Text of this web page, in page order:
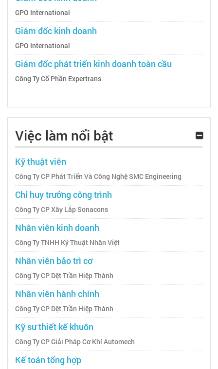
GPO International
Giám đốc kinh doanh
GPO International
Giám đốc phát triển kinh doanh toàn cầu
Công Ty Cổ Phần Expertrans
Việc làm nổi bật
Kỹ thuật viên
Công Ty CP Phát Triển Và Công Nghệ SMC Engineering
Chỉ huy trưởng công trình
Công Ty CP Xây Lắp Sonacons
Nhân viên kinh doanh
Công Ty TNHH Kỹ Thuật Nhân Việt
Nhân viên bảo trì cơ
Công Ty CP Dệt Trần Hiệp Thành
Nhân viên hành chính
Công Ty CP Dệt Trần Hiệp Thành
Kỹ sư thiết kế khuôn
Công Ty CP Giải Pháp Cơ Khí Automech
Kế toán tổng hợp